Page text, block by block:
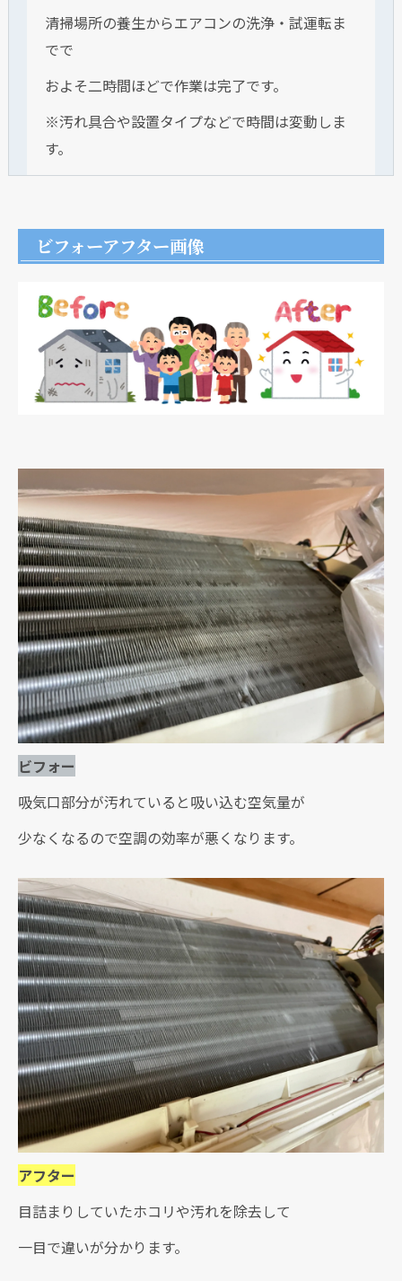
清掃場所の養生からエアコンの洗浄・試運転ま
でで
およそ二時間ほどで作業は完了です。
※汚れ具合や設置タイプなどで時間は変動しま
す。
ビフォーアフター画像
ビフォー
吸気口部分が汚れていると吸い込む空気量が
少なくなるので空調の効率が悪くなります。
アフター
目詰まりしていたホコリや汚れを除去して
一目で違いが分かります。